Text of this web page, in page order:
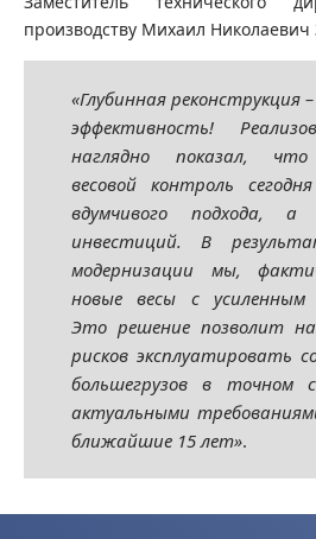
производству Михаил Николаевич
«Глубинная реконструкция
эффективность!
наглядно показал,
весовой контроль
вдумчивого подхода, а
инвестиций. В
модернизации мы,
новые весы с усиленным
Это решение позволит
рисков эксплуатировать
большегрузов в точном
актуальными
ближайшие 15 лет».